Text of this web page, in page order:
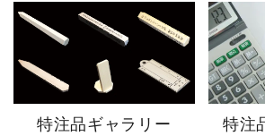
特注品ギャラリー 特注